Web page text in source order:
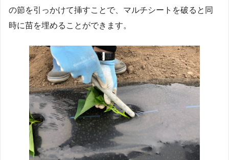
の節を引っかけて挿すことで、マルチシートを破ると同
時に苗を埋めることができます。